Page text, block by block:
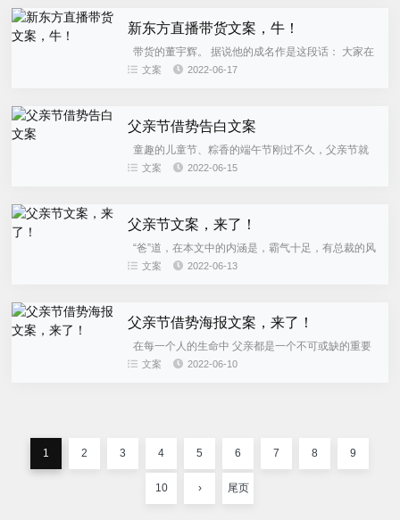
新东方直播带货文案，牛！
带货的董宇辉。 据说他的成名作是这段话： 大家在
六月的清晨点进直播间，看着我像兵马俑一样的脸
文案 2022-06-17
父亲节借势告白文案
童趣的儿童节、粽香的端午节刚过不久，父亲节就
迫不及待地朝着文案人招手。 父亲在我们的印象中总
文案 2022-06-15
父亲节文案，来了！
“爸”道，在本文中的内涵是，霸气十足，有总裁的风
范，男人味爆棚。 爸爸，是我们心中的伟岸，是我们
文案 2022-06-13
父亲节借势海报文案，来了！
在每一个人的生命中 父亲都是一个不可或缺的重要
角色 相比于母爱的温润 父爱沉默却有力 父爱如山也
文案 2022-06-10
1 2 3 4 5 6 7 8 9
10 › 尾页